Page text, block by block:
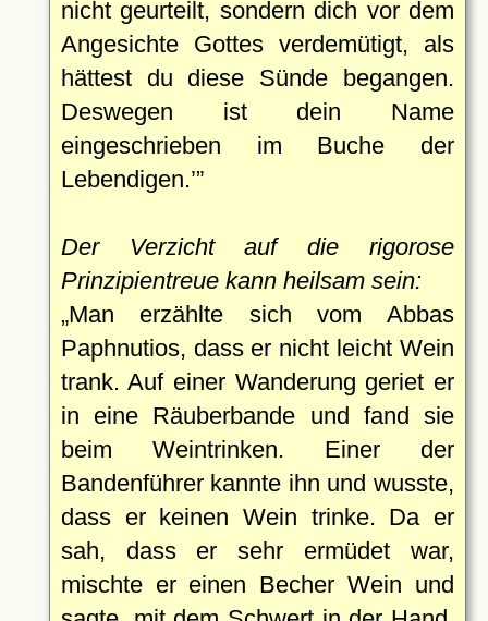
nicht geurteilt, sondern dich vor dem
Angesichte Gottes verdemütigt, als
hättest du diese Sünde begangen.
Deswegen ist dein Name
eingeschrieben im Buche der
Lebendigen.
Der Verzicht auf die rigorose
Prinzipientreue kann heilsam sein:
Man erzählte sich vom Abbas
Paphnutios, dass er nicht leicht Wein
trank. Auf einer Wanderung geriet er
in eine Räuberbande und fand sie
beim Weintrinken. Einer der
Bandenführer kannte ihn und wusste,
dass er keinen Wein trinke. Da er
sah, dass er sehr ermüdet war,
mischte er einen Becher Wein und